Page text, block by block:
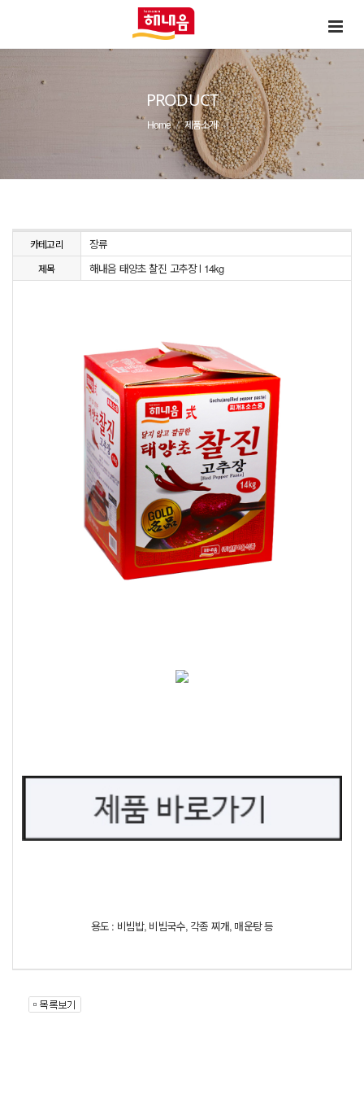
PRODUCT
Home 제품소개
카테고리 장류
제목 해내음 태양초 찰진 고추장 l 14kg
용도 : 비빔밥, 비빔국수, 각종 찌개, 매운탕 등